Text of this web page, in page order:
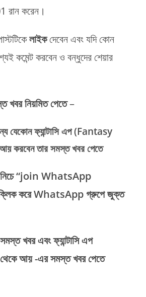
রান করেন।
লাইকদেবেন এবং যদি কোন
কমেন্ট করবেন ও বন্ধুদের শেয়ার
খবর নিয়মিত পেতে–
যেকোন ফ্যান্টাসি এপ (Fantasy
করবেন তার সমস্ত খবর পেতে
নিচে “join WhatsApp
করে WhatsApp গ্রুপে জুক্ত
খবর এবং ফ্যান্টাসি এপ
থেকে আয় -এর সমস্ত খবর পেতে